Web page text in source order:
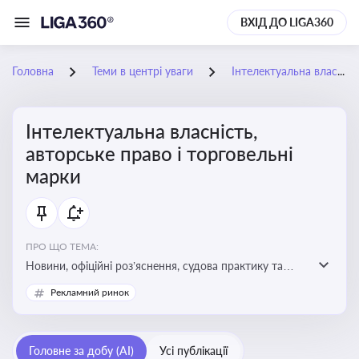
ВХІД ДО LIGA360
Головна Теми в центрі уваги Інтелектуальна власність, авторське право і торговельні марки
Інтелектуальна власність,
авторське право і торговельні
марки
ПРО ЩО ТЕМА:
Новини, офіційні роз’яснення, судова практику та
експертні матеріали, що стосуються авторського
права, реєстрації та захисту торговельних марок,
власності, а також змін у законодавстві у цій сфері
Рекламний ринок
Головне за добу (AI) Усі публікації